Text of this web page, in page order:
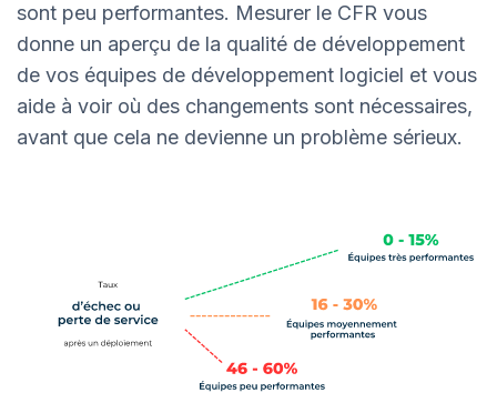
sont peu performantes. Mesurer le CFR vous
donne un aperçu de la qualité de développement
de vos équipes de développement logiciel et vous
aide à voir où des changements sont nécessaires,
avant que cela ne devienne un problème sérieux.